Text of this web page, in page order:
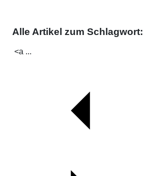
Alle Artikel zum Schlagwort:
<a ...